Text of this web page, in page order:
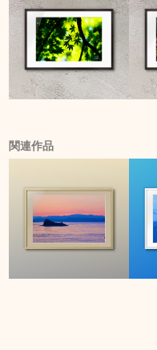
関連作品